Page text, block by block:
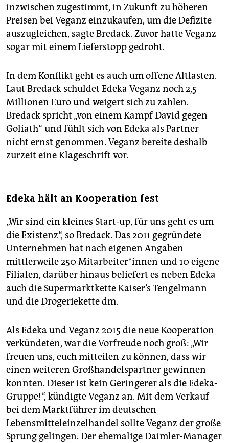
inzwischen zugestimmt, in Zukunft zu höheren
Preisen bei Veganz einzukaufen, um die Defizite
auszugleichen, sagte Bredack. Zuvor hatte Veganz
sogar mit einem Lieferstopp gedroht.
In dem Konflikt geht es auch um offene Altlasten.
Laut Bredack schuldet Edeka Veganz noch 2,5
Millionen Euro und weigert sich zu zahlen.
Bredack spricht „von einem Kampf David gegen
Goliath“ und fühlt sich von Edeka als Partner
nicht ernst genommen. Veganz bereite deshalb
zurzeit eine Klageschrift vor.
Edeka hält an Kooperation fest
„Wir sind ein kleines Start-up, für uns geht es um
die Existenz“, so Bredack. Das 2011 gegründete
Unternehmen hat nach eigenen Angaben
mittlerweile 250 Mitarbeiter*innen und 10 eigene
Filialen, darüber hinaus beliefert es neben Edeka
auch die Supermarktkette Kaiser’s Tengelmann
und die Drogeriekette dm.
Als Edeka und Veganz 2015 die neue Kooperation
verkündeten, war die Vorfreude noch groß: „Wir
freuen uns, euch mitteilen zu können, dass wir
einen weiteren Großhandelspartner gewinnen
konnten. Dieser ist kein Geringerer als die Edeka-
Gruppe!“, kündigte Veganz an. Mit dem Verkauf
bei dem Marktführer im deutschen
Lebensmitteleinzelhandel sollte Veganz der große
Sprung gelingen. Der ehemalige Daimler-Manager